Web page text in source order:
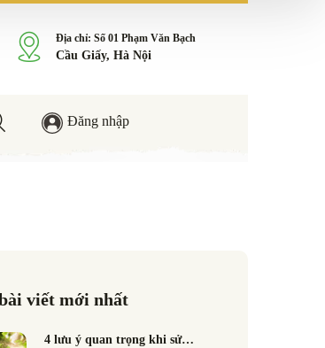
Địa chỉ: Số 01 Phạm Văn Bạch
Cầu Giấy, Hà Nội
Đăng nhập
viết mới nhất
4 lưu ý quan trọng khi sử…